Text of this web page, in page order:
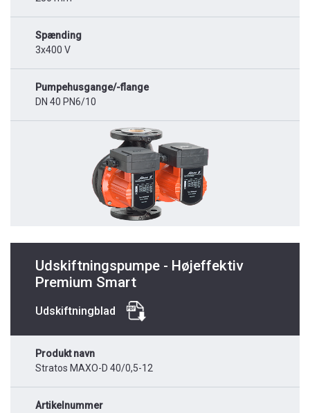
Spænding
3x400 V
Pumpehusgange/-flange
DN 40 PN6/10
Udskiftningspumpe - Højeffektiv
Premium Smart
Udskiftningblad
Produkt navn
Stratos MAXO-D 40/0,5-12
Artikelnummer